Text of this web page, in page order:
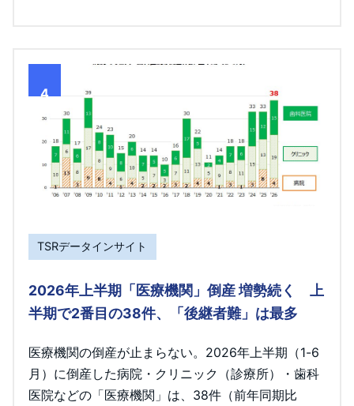
4
TSRデータインサイト
2026年上半期「医療機関」倒産 増勢続く 上
半期で2番目の38件、「後継者難」は最多
医療機関の倒産が止まらない。2026年上半期（1-6
月）に倒産した病院・クリニック（診療所）・歯科
医院などの「医療機関」は、38件（前年同期比